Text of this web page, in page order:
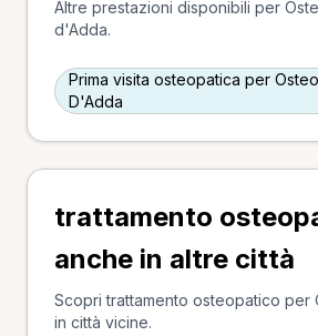
Altre prestazioni disponibili per
d'Adda.
Prima visita osteopatica per
D'Adda
trattamento
anche in altre città
Scopri trattamento osteopatico per
in città vicine.